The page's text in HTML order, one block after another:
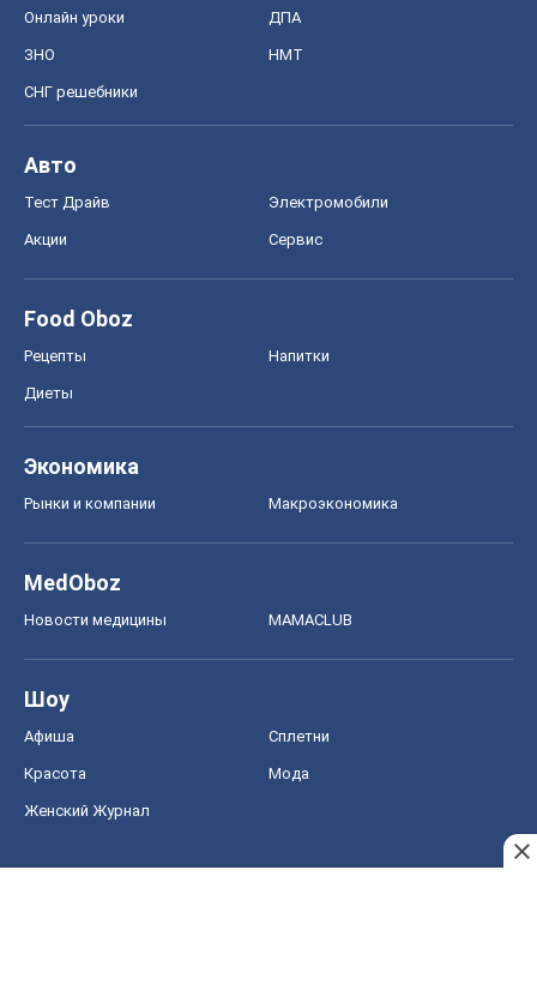
Онлайн уроки ДПА
ЗНО НМТ
СНГ решебники
Авто
Тест Драйв Электромобили
Акции Сервис
Food Oboz
Рецепты Напитки
Диеты
Экономика
Рынки и компании Mакроэкономика
MedOboz
Новости медицины MAMACLUB
Шоу
Афиша Сплетни
Красота Мода
Женский Журнал